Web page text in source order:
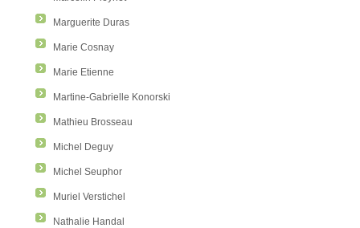
Marguerite Duras
Marie Cosnay
Marie Etienne
Martine-Gabrielle Konorski
Mathieu Brosseau
Michel Deguy
Michel Seuphor
Muriel Verstichel
Nathalie Handal